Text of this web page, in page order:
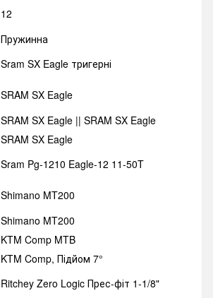
12
Пружинна
Sram SX Eagle тригерні
SRAM SX Eagle
SRAM SX Eagle || SRAM SX Eagle
SRAM SX Eagle
Sram Pg-1210 Eagle-12 11-50T
Shimano MT200
Shimano MT200
KTM Comp MTB
KTM Comp, Підйом 7°
Ritchey Zero Logic Прес-фіт 1-1/8"